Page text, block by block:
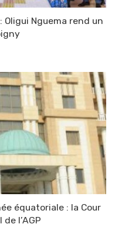
Oligui Nguema rend un
équatoriale : la Cour
l’AGP